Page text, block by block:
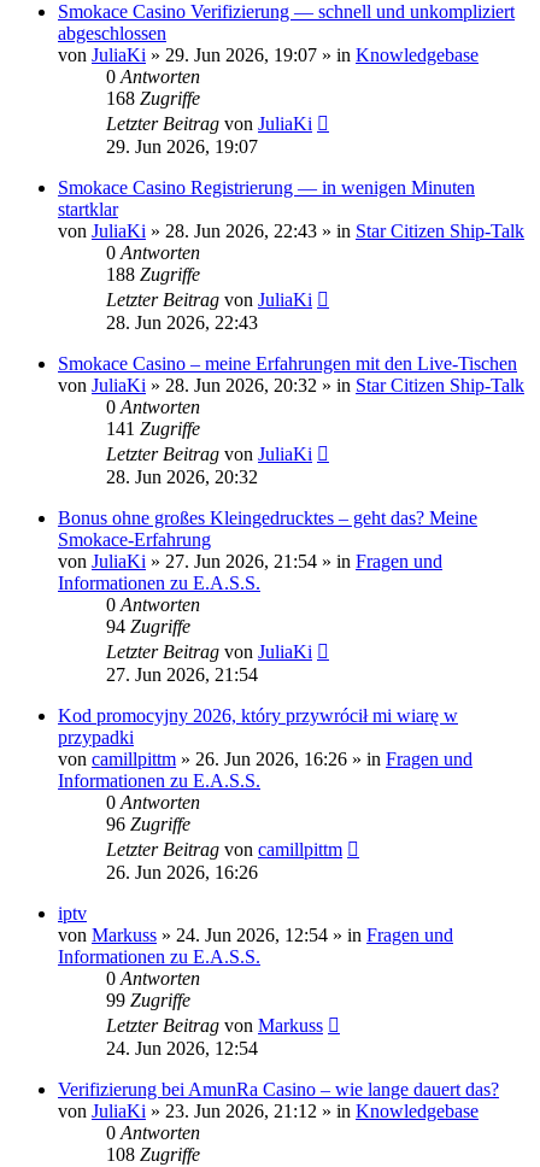
Smokace Casino Verifizierung — schnell und unkompliziert
abgeschlossen
von JuliaKi » 29. Jun 2026, 19:07 » in Knowledgebase
0Antworten
168 Zugriffe
Letzter Beitrag von JuliaKi
29. Jun 2026, 19:07
Smokace Casino Registrierung — in wenigen Minuten
startklar
von JuliaKi » 28. Jun 2026, 22:43 » in Star Citizen Ship-Talk
0Antworten
188 Zugriffe
Letzter Beitrag von JuliaKi
28. Jun 2026, 22:43
Smokace Casino – meine Erfahrungen mit den Live-Tischen
von JuliaKi » 28. Jun 2026, 20:32 » in Star Citizen Ship-Talk
0Antworten
141 Zugriffe
Letzter Beitrag von JuliaKi
28. Jun 2026, 20:32
Bonus ohne großes Kleingedrucktes – geht das? Meine
Smokace-Erfahrung
von JuliaKi » 27. Jun 2026, 21:54 » in Fragen und
Informationen zu E.A.S.S.
0Antworten
94 Zugriffe
Letzter Beitrag von JuliaKi
27. Jun 2026, 21:54
Kod promocyjny 2026, który przywrócił mi wiarę w
przypadki
von camillpittm » 26. Jun 2026, 16:26 » in Fragen und
Informationen zu E.A.S.S.
0Antworten
96 Zugriffe
Letzter Beitrag von camillpittm
26. Jun 2026, 16:26
iptv
von Markuss » 24. Jun 2026, 12:54 » in Fragen und
Informationen zu E.A.S.S.
0Antworten
99 Zugriffe
Letzter Beitrag von Markuss
24. Jun 2026, 12:54
Verifizierung bei AmunRa Casino – wie lange dauert das?
von JuliaKi » 23. Jun 2026, 21:12 » in Knowledgebase
0Antworten
108 Zugriffe